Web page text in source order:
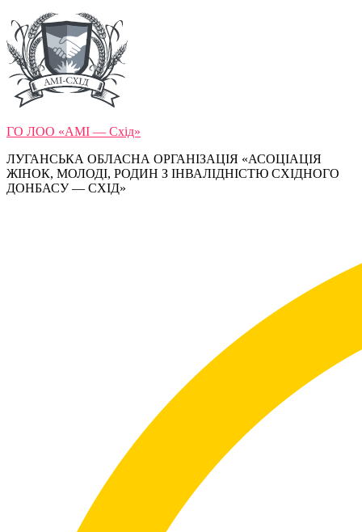
ГО ЛОО «АМІ — Схід»
ЛУГАНСЬКА ОБЛАСНА ОРГАНІЗАЦІЯ «АСОЦІАЦІЯ
ЖІНОК, МОЛОДІ, РОДИН З ІНВАЛІДНІСТЮ СХІДНОГО
ДОНБАСУ — СХІД»